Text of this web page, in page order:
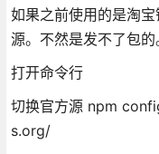
如果之前使用的是淘
源。不然是发不了包的
打开命令行
切换官方源 npm
s.org/